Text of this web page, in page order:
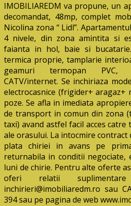
IMOBILIAREDM va propune, un
decomandat, 48mp, complet
Nicolina zona “ Lidl”.
4 nivele, din zona amintita si
faianta in hol, baie si
termica proprie, tamplarie
geamuri termopan PVC,
CATV/internet. Se inchiriaza
electrocasnice (frigider+ aragaz+
poze. Se afla in imediata
de transport in comun din zona
taxi) avand astfel facil acces
ale orasului. La intocmire contract
plata chiriei in avans pe
returnabila in conditii negociate,
luni de chirie. Pentru alte oferte
oferi relatii
inchirieri@imobiliaredm.ro sau
394 sau pe pagina de web